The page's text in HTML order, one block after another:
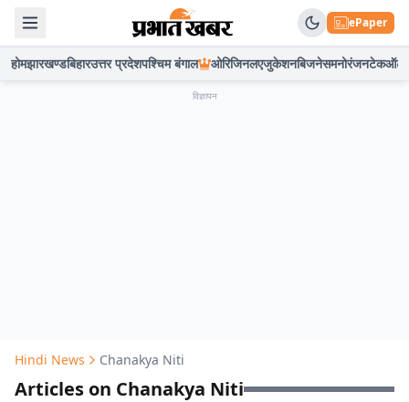
ePaper
होमझारखण्डबिहारउत्तर प्रदेशपश्चिम बंगाल ओरिजिनलएजुकेशनबिजनेसमनोरंजनटेकऑटो
विज्ञापन
Hindi News Chanakya Niti
Articles on Chanakya Niti